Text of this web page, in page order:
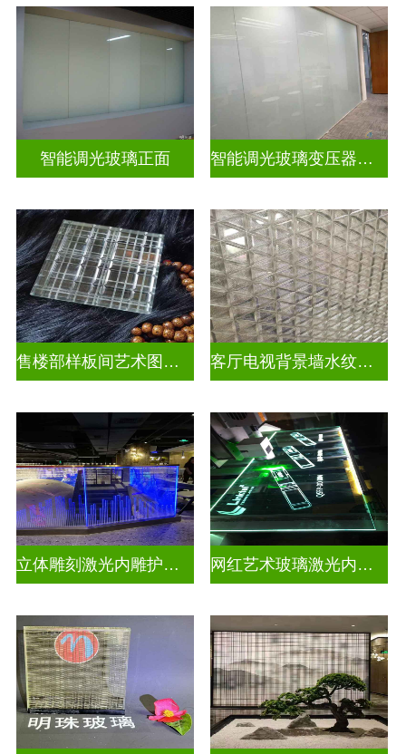
智能调光玻璃正面 智能调光玻璃变压器的型号怎么看
售楼部样板间艺术图案车刻玻璃 客厅电视背景墙水纹车刻玻璃
立体雕刻激光内雕护栏玻璃 网红艺术玻璃激光内雕发光艺术玻璃